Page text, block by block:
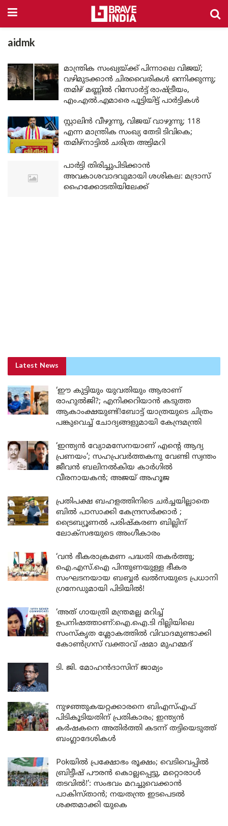
aidmk
മാന്ത്രിക സംഖ്യയ്ക്ക് പിന്നാലെ വിജയ്;
വഴിമുടക്കാൻ ചിരവൈരികൾ ഒന്നിക്കുന്നു;
തമിഴ് മണ്ണിൽ റിസോർട്ട് രാഷ്ട്രീയം,
എം.എൽ.എമാരെ പൂട്ടിയിട്ട് പാർട്ടികൾ
സ്റ്റാലിൻ വീഴുന്നു, വിജയ് വാഴുന്നു; 118
എന്ന മാന്ത്രിക സംഖ്യ തേടി ടിവികെ;
തമിഴ്നാട്ടിൽ ചരിത്ര അട്ടിമറി
പാര്‍ട്ടി തിരിച്ചുപിടിക്കാന്‍
അവകാശവാദവുമായി ശശികല: മദ്രാസ്
ഹൈക്കോടതിയിലേക്ക്
Latest News
‘ഈ കുട്ടിയും യുവതിയും ആരാണ്
രാഹുൽജി?; എനിക്കറിയാൻ കടുത്ത
ആകാംക്ഷയുണ്ട്!ബോട്ട് യാത്രയുടെ ചിത്രം
പങ്കുവെച്ച് ചോദ്യങ്ങളുമായി കേന്ദ്രമന്ത്രി
‘ഇന്ത്യൻ വ്യോമസേനയാണ് എന്റെ ആദ്യ
പ്രണയം’; സഹപ്രവർത്തകനു വേണ്ടി സ്വന്തം
ജീവൻ ബലിനൽകിയ കാർഗിൽ
വീരനായകൻ; അജയ് അഹൂജ
പ്രതിപക്ഷ ബഹളത്തിനിടെ ചർച്ചയില്ലാതെ
ബിൽ പാസാക്കി കേന്ദ്രസർക്കാർ ;
ട്രൈബ്യൂണൽ പരിഷ്കരണ ബില്ലിന്
ലോക്‌സഭയുടെ അംഗീകാരം
‘വൻ ഭീകരാക്രമണ പദ്ധതി തകർത്തു;
ഐ.എസ്.ഐ പിന്തുണയുള്ള ഭീകര
സംഘടനയായ ബബ്ബർ ഖൽസയുടെ പ്രധാനി
ഗ്രനേഡുമായി പിടിയിൽ!
‘അത് ഗായത്രി മന്ത്രമല്ല മറിച്ച്
ഉപനിഷത്താണ്:ഐ.ഐ.ടി ദില്ലിയിലെ
സംസ്കൃത ശ്ലോകത്തിൽ വിവാദമുണ്ടാക്കി
കോൺഗ്രസ് വക്താവ് ഷമാ മുഹമ്മദ്
ടി. ജി. മോഹൻദാസിന് ജാമ്യം
നുഴഞ്ഞുകയറ്റക്കാരനെ ബിഎസ്എഫ്
പിടികൂടിയതിന് പ്രതികാരം; ഇന്ത്യൻ
കർഷകനെ അതിർത്തി കടന്ന് തട്ടിയെടുത്ത്
ബംഗ്ലാദേശികൾ
Pokയിൽ പ്രക്ഷോഭം രൂക്ഷം; വെടിവെപ്പിൽ
ബ്രിട്ടീഷ് പൗരൻ കൊല്ലപ്പെട്ടു, മറ്റൊരാൾ
തടവിൽ!’: സംഭവം മറച്ചുവെക്കാൻ
പാകിസ്താൻ; നയതന്ത്ര ഇടപെടൽ
ശക്തമാക്കി യുകെ